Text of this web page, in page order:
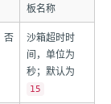
板名称
否
沙箱超时时
间，单位为
秒；默认为
15